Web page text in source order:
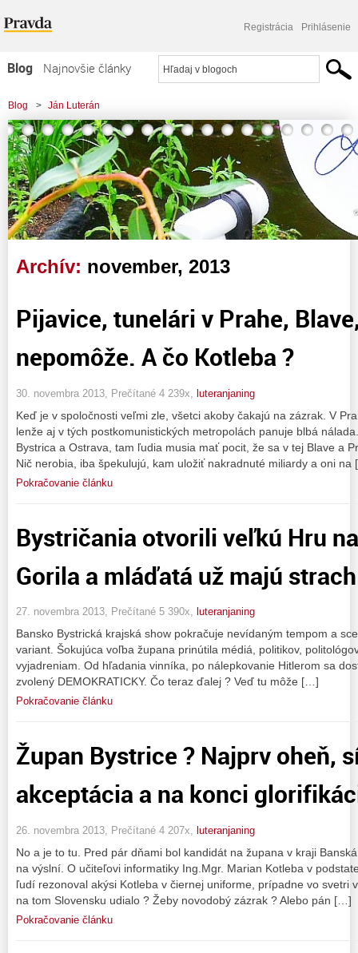
Registrácia Prihlásenie
Blog
Najnovšie články
Najčítanejšie články
Najkomentovanejšie články
Zoznam blogov
Komerčné blogy
Blog > Ján Luterán
Archív: november, 2013
Pijavice, tunelári v Prahe,
nepomôže. A čo Kotleba ?
30. novembra 2013, Prečítané 4 239x, luteranjaning
Keď je v spoločnosti veľmi zle, všetci akoby čakajú na zázrak. V
lenže aj v tých postkomunistických metropolách panuje blbá
Bystrica a Ostrava, tam ľudia musia mať pocit, že sa v tej Blave a
Nič nerobia, iba špekulujú, kam uložiť nakradnuté miliardy a oni
Pokračovanie článku
Bystričania otvorili veľkú Hru
Gorila a mláďatá už majú
27. novembra 2013, Prečítané 5 390x, luteranjaning
Bansko Bystrická krajská show pokračuje nevídaným tempom a
variant. Šokujúca voľba župana prinútila médiá, politikov,
vyjadreniam. Od hľadania vinníka, po nálepkovanie Hitlerom sa
zvolený DEMOKRATICKY. Čo teraz ďalej ? Veď tu môže […]
Pokračovanie článku
Župan Bystrice ? Najprv oheň,
akceptácia a na konci
26. novembra 2013, Prečítané 4 207x, luteranjaning
No a je to tu. Pred pár dňami bol kandidát na župana v kraji
na výslní. O učiteľovi informatiky Ing.Mgr. Marian Kotleba v
ľudí rezonoval akýsi Kotleba v čiernej uniforme, prípadne vo svetri
na tom Slovensku udialo ? Žeby novodobý zázrak ? Alebo pán […]
Pokračovanie článku